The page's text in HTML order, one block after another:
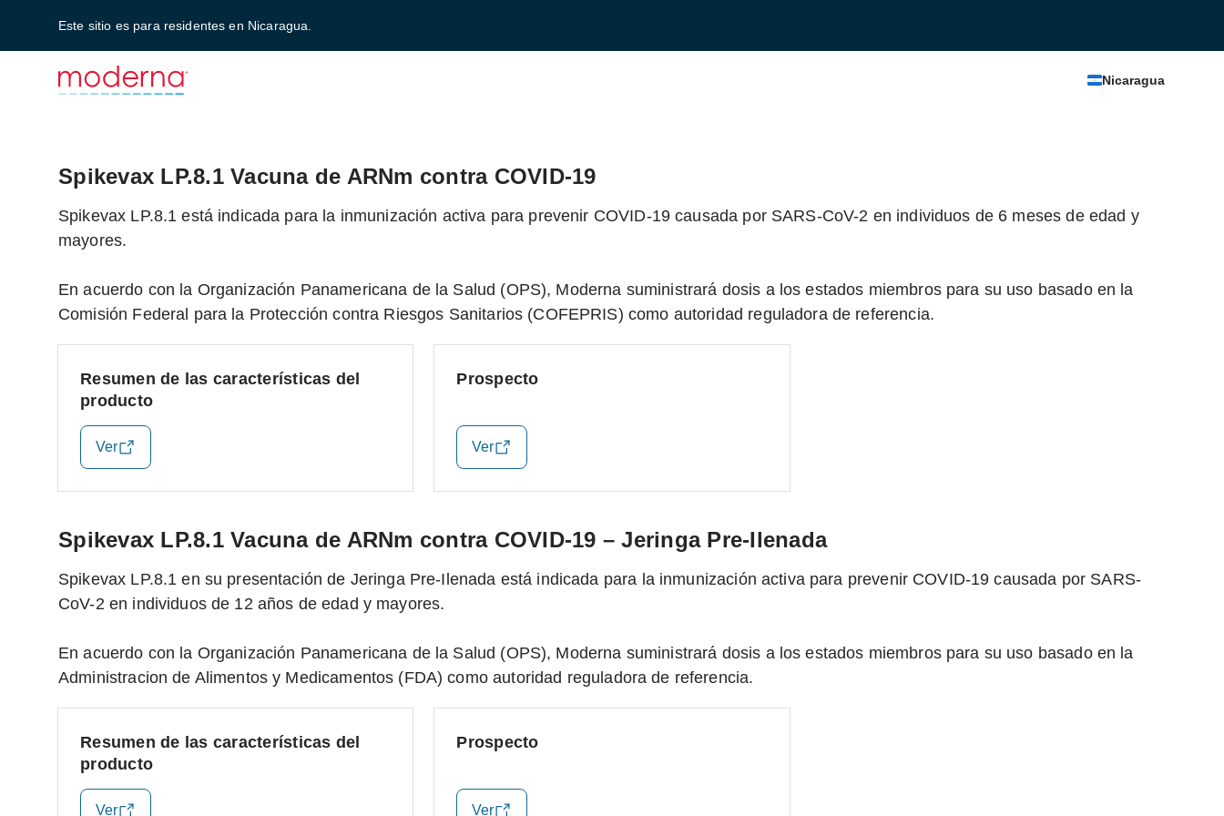
Este sitio es para residentes en Nicaragua.
Nicaragua
Spikevax LP.8.1 Vacuna de ARNm contra COVID-19
Spikevax LP.8.1 está indicada para la inmunización activa para prevenir COVID-19 causada por SARS-CoV-2 en individuos de 6 meses de edad y
mayores.
En acuerdo con la Organización Panamericana de la Salud (OPS), Moderna suministrará dosis a los estados miembros para su uso basado en la
Comisión Federal para la Protección contra Riesgos Sanitarios (COFEPRIS) como autoridad reguladora de referencia.
Resumen de las características del
producto
Ver
Prospecto
Ver
Spikevax LP.8.1 Vacuna de ARNm contra COVID-19 – Jeringa Pre-Ilenada
Spikevax LP.8.1 en su presentación de Jeringa Pre-Ilenada está indicada para la inmunización activa para prevenir COVID-19 causada por SARS-
CoV-2 en individuos de 12 años de edad y mayores.
En acuerdo con la Organización Panamericana de la Salud (OPS), Moderna suministrará dosis a los estados miembros para su uso basado en la
Administracion de Alimentos y Medicamentos (FDA) como autoridad reguladora de referencia.
Resumen de las características del
producto
Ver
Prospecto
Ver